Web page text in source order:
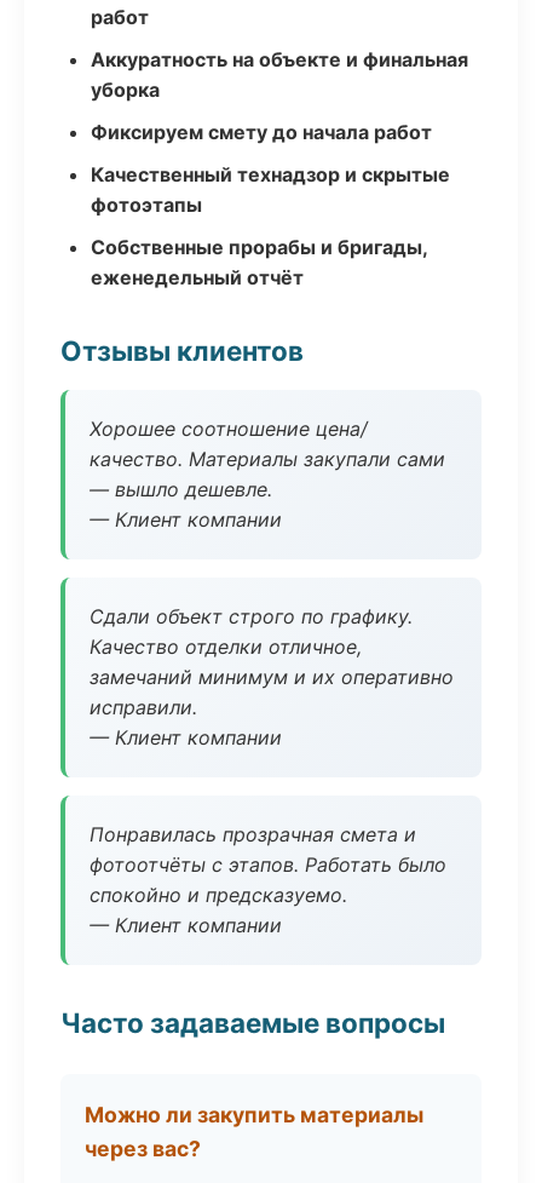
работ
Аккуратность на объекте и финальная
уборка
Фиксируем смету до начала работ
Качественный технадзор и скрытые
фотоэтапы
Собственные прорабы и бригады,
еженедельный отчёт
Отзывы клиентов
Хорошее соотношение цена/
качество. Материалы закупали сами
— вышло дешевле.
— Клиент компании
Сдали объект строго по графику.
Качество отделки отличное,
замечаний минимум и их оперативно
исправили.
— Клиент компании
Понравилась прозрачная смета и
фотоотчёты с этапов. Работать было
спокойно и предсказуемо.
— Клиент компании
Часто задаваемые вопросы
Можно ли закупить материалы
через вас?